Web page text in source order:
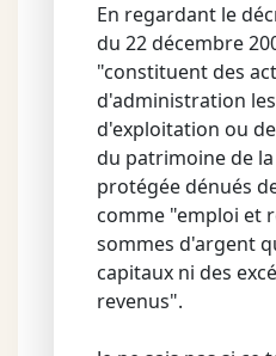
En regardant le
du 22 décembre
"constituent des
d'administration
d'exploitation ou
du patrimoine de
protégée dénués
comme "emploi et
sommes d'argent
capitaux ni des
revenus".